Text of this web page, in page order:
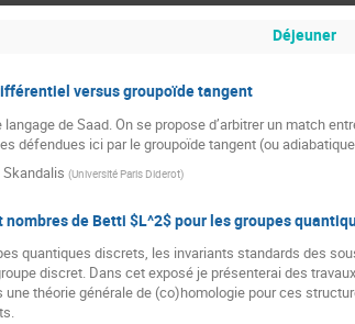
Déjeuner
versus groupoïde tangent
langage de Saad. On se propose d’arbitrer un match
défendues ici par le groupoïde tangent (ou
(Université Paris Diderot)
nombres de Betti $L^2$ pour les groupes
quantiques discrets, les invariants standards des
discret. Dans cet exposé je présenterai des
une théorie générale de (co)homologie pour ces